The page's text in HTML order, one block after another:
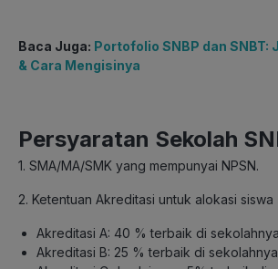
Baca Juga: Portofolio SNBP dan SNBT:
& Cara Mengisinya
Persyaratan Sekolah
1. SMA/MA/SMK yang mempunyai NPSN.
2. Ketentuan Akreditasi untuk alokasi siswa
Akreditasi A: 40 % terbaik di sekolahnya
Akreditasi B: 25 % terbaik di sekolahnya